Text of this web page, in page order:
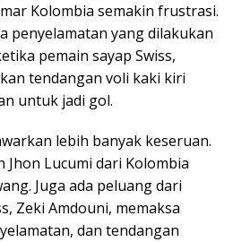
Kolombia semakin frustrasi.
penyelamatan yang dilakukan
pemain sayap Swiss,
tendangan voli kaki kiri
untuk jadi gol.
lebih banyak keseruan.
Jhon Lucumi dari Kolombia
Juga ada peluang dari
Zeki Amdouni, memaksa
dan tendangan